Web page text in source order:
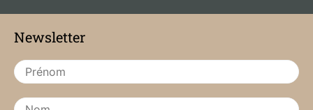
e
o
k
t
r
a
m
Newsletter